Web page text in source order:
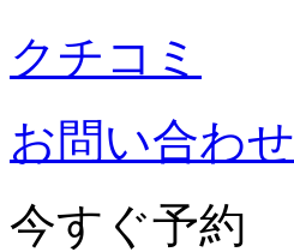
クチコミ
お問い合わせ
今すぐ予約